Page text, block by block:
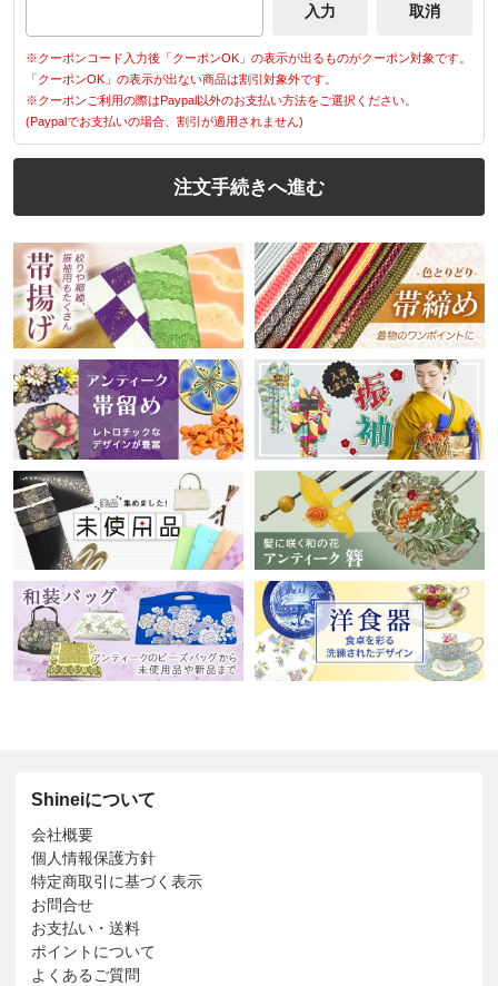
※クーポンコード入力後「クーポンOK」の表示が出るものがクーポン対象です。
「クーポンOK」の表示が出ない商品は割引対象外です。
※クーポンご利用の際はPaypal以外のお支払い方法をご選択ください。
(Paypalでお支払いの場合、割引が適用されません)
注文手続きへ進む
Shineiについて
会社概要
個人情報保護方針
特定商取引に基づく表示
お問合せ
お支払い・送料
ポイントについて
よくあるご質問